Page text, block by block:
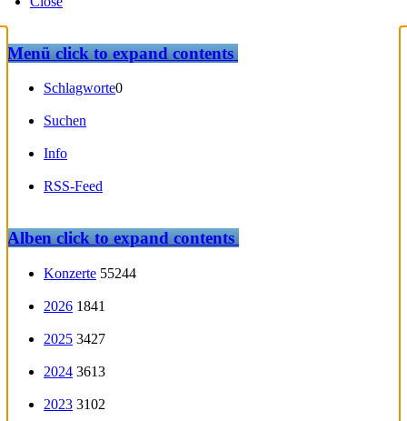
Menüclick to expand contents
Schlagworte0
Suchen
Info
RSS-Feed
Albenclick to expand contents
Konzerte 55244
2026 1841
2025 3427
2024 3613
2023 3102